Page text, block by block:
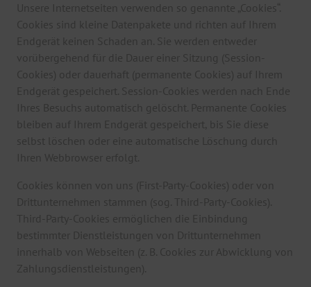
Unsere Internetseiten verwenden so genannte „Cookies“.
Cookies sind kleine Datenpakete und richten auf Ihrem
Endgerät keinen Schaden an. Sie werden entweder
vorübergehend für die Dauer einer Sitzung (Session-
Cookies) oder dauerhaft (permanente Cookies) auf Ihrem
Endgerät gespeichert. Session-Cookies werden nach Ende
Ihres Besuchs automatisch gelöscht. Permanente Cookies
bleiben auf Ihrem Endgerät gespeichert, bis Sie diese
selbst löschen oder eine automatische Löschung durch
Ihren Webbrowser erfolgt.
Cookies können von uns (First-Party-Cookies) oder von
Drittunternehmen stammen (sog. Third-Party-Cookies).
Third-Party-Cookies ermöglichen die Einbindung
bestimmter Dienstleistungen von Drittunternehmen
innerhalb von Webseiten (z. B. Cookies zur Abwicklung von
Zahlungsdienstleistungen).